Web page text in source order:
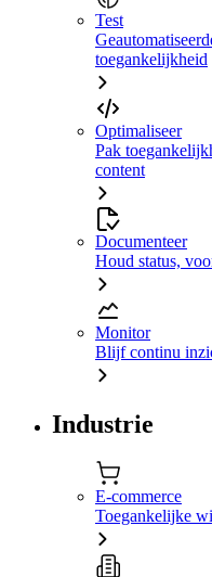
Test
toegankelijkheid
Optimaliseer
Pak
content
Documenteer
Houd status,
Monitor
Blijf continu
Industrie
E-commerce
Toegankelijke